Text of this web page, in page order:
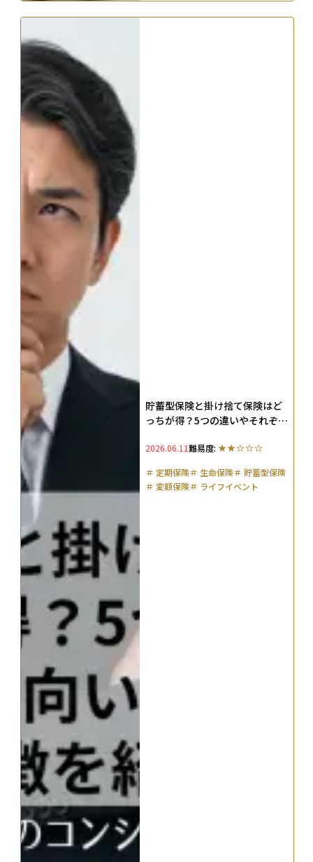
貯蓄型保険と掛け捨て保険はど
っちが得？5つの違いやそれぞれ
2026.06.11難易度:
＃ 定期保険＃ 生命保険＃ 貯蓄型保険
＃ 変額保険＃ ライフイベント